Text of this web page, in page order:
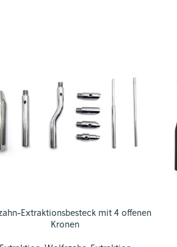
Extraktionsbesteck mit 4 offenen
Kronen